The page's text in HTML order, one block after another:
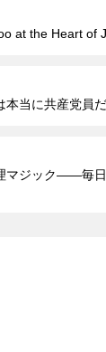
at the Heart of
本当に共産党員
マジック――毎